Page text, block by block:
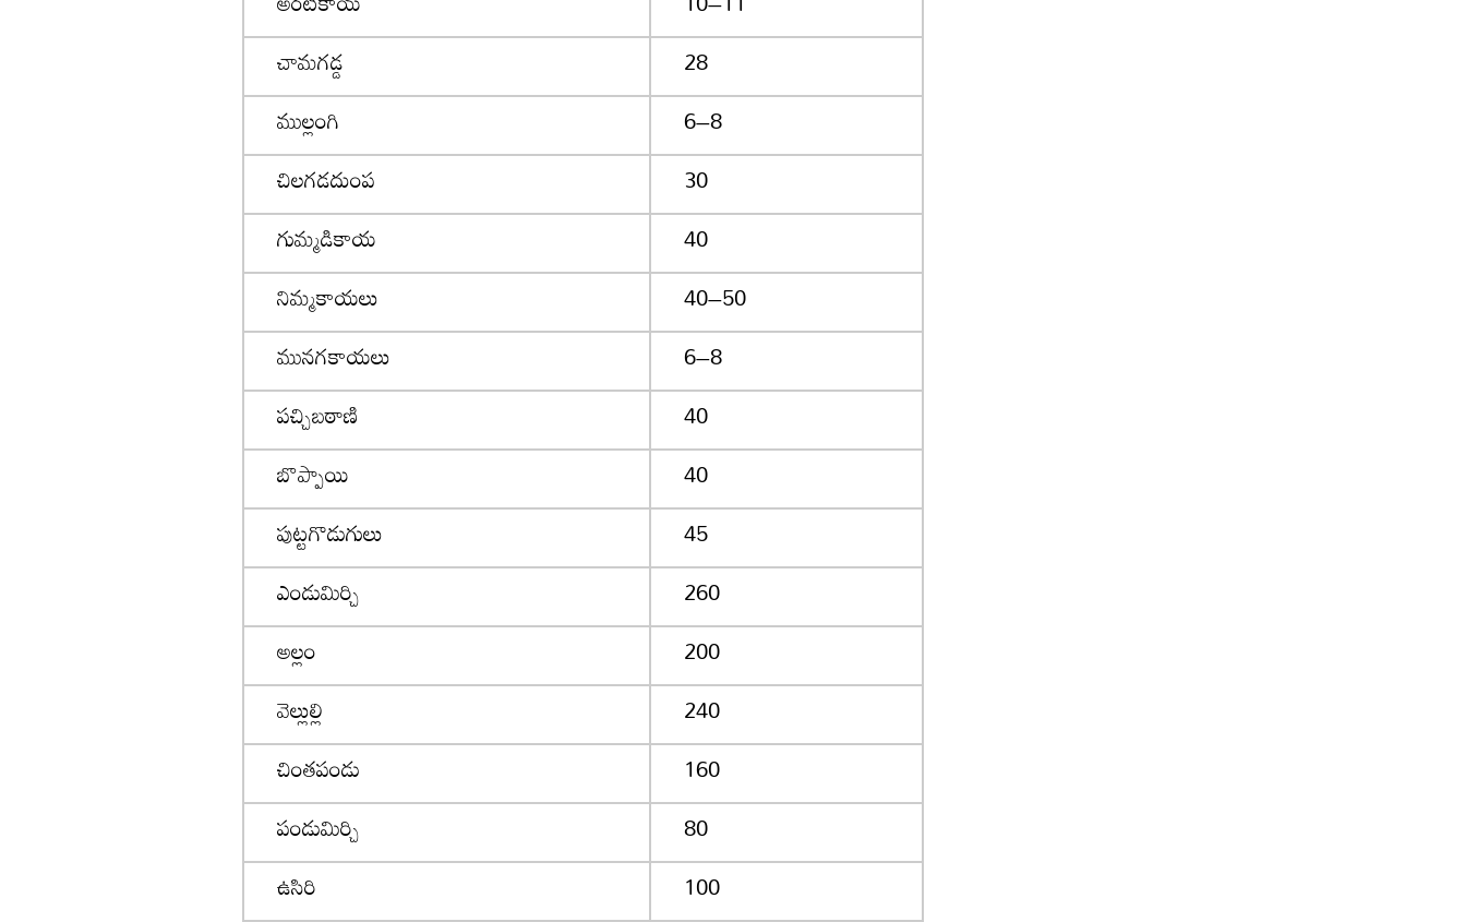
చామగడ్డ
28
ముల్లంగి
6–8
చిలగడదుంప
30
గుమ్మడికాయ
40
నిమ్మకాయలు
40–50
మునగకాయలు
6–8
పచ్చిబఠాణి
40
బొప్పాయి
40
పుట్టగొడుగులు
45
ఎండుమిర్చి
260
అల్లం
200
వెల్లుల్లి
240
చింతపండు
160
పండుమిర్చి
80
ఉసిరి
100